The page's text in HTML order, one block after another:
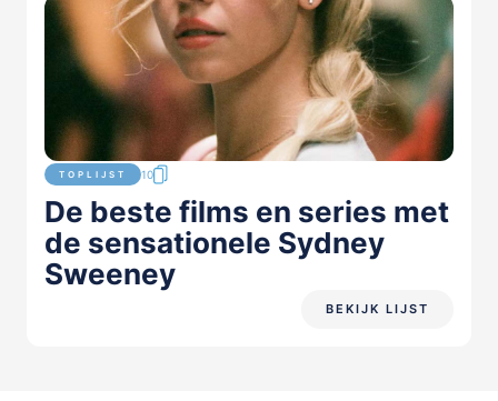
TOPLIJST 10
De beste films en series met
de sensationele Sydney
Sweeney
BEKIJK LIJST